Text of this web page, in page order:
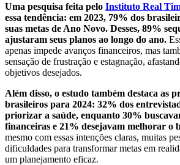
Uma pesquisa feita pelo Instituto Real
essa tendência: em 2023, 79% dos
suas metas de Ano Novo. Desses, 89%
ajustaram seus planos ao longo do ano.
apenas impede avanços financeiros, mas
sensação de frustração e estagnação,
objetivos desejados.
Além disso, o estudo também destaca as
brasileiros para 2024: 32% dos
priorizar a saúde, enquanto 30%
financeiras e 21% desejavam melhorar o
mesmo com essas intenções claras, muitas
dificuldades para transformar metas em
um planejamento eficaz.